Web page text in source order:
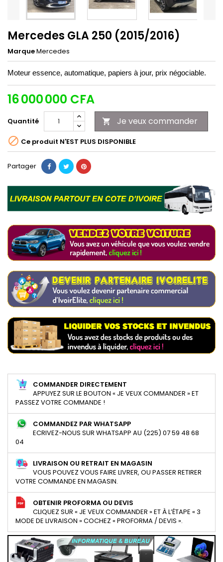
Mercedes GLA 250 (2015/2016)
MarqueMercedes
Moteur essence, automatique, papiers à jour, prix négociable.
16 000 000 CFA
Quantité  Je veux commander
 Ce produit N'EST PLUS DISPONIBLE
Partager
COMMANDER DIRECTEMENT
APPUYEZ SUR LE BOUTON « JE VEUX COMMANDER » ET
PASSEZ VOTRE COMMANDE !
COMMANDEZ PAR WHATSAPP
ECRIVEZ-NOUS SUR WHATSAPP AU (225) 07 59 48 68
04
LIVRAISON OU RETRAIT EN MAGASIN
VOUS POUVEZ VOUS FAIRE LIVRER, OU PASSER RETIRER
VOTRE COMMANDE EN MAGASIN.
OBTENIR PROFORMA OU DEVIS
CLIQUEZ SUR « JE VEUX COMMANDER » ET À L’ÉTAPE « 3
MODE DE LIVRAISON » COCHEZ « PROFORMA / DEVIS ».